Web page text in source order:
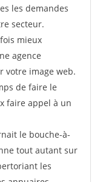
les demandes
secteur.
mieux
agence
votre image web.
de faire le
faire appel à un
le bouche-à-
tout autant sur
les